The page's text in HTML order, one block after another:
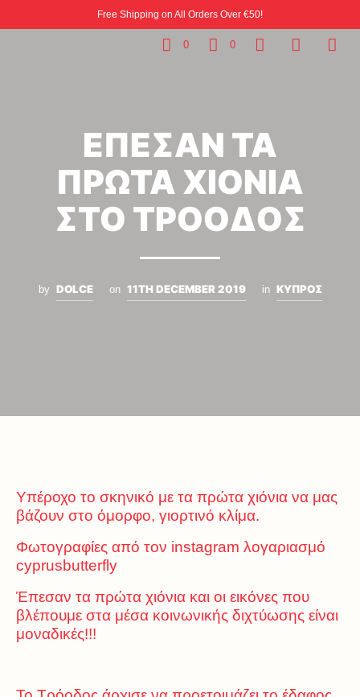
Free Shipping on All Orders Over €50!
0 0
ΕΠΕΣΑΝ ΤΑ
ΠΡΩΤΑ ΧΙΟΝΙΑ
ΣΤΟ ΤΡΟΟΔΟΣ
by DOLCE on 11TH DECEMBER 2019 in ΚΥΠΡΟΣ
Υπέροχο το σκηνικό με τα πρώτα χιόνια να μας
βάζουν στο όμορφο, γιορτινό κλίμα.
Φωτογραφίες από τον instagram λογαριασμό
cyprusbutterfly
Έπεσαν τα πρώτα χιόνια και οι εικόνες που
βλέπουμε στα μέσα κοινωνικής διχτύωσης είναι
μοναδικές!!!